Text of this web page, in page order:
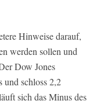
Hinweise darauf,
werden sollen und
Dow Jones
und schloss 2,2
sich das Minus des